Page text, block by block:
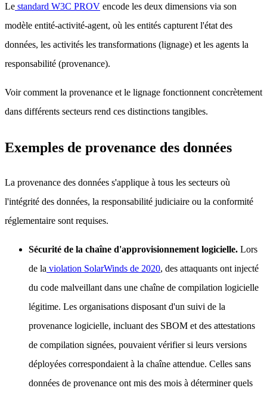
Le standard W3C PROV encode les deux dimensions via son
modèle entité-activité-agent, où les entités capturent l'état des
données, les activités les transformations (lignage) et les agents la
responsabilité (provenance).
Voir comment la provenance et le lignage fonctionnent concrètement
dans différents secteurs rend ces distinctions tangibles.
Exemples de provenance des données
La provenance des données s'applique à tous les secteurs où
l'intégrité des données, la responsabilité judiciaire ou la conformité
réglementaire sont requises.
Sécurité de la chaîne d'approvisionnement logicielle. Lors
de la violation SolarWinds de 2020, des attaquants ont injecté
du code malveillant dans une chaîne de compilation logicielle
légitime. Les organisations disposant d'un suivi de la
provenance logicielle, incluant des SBOM et des attestations
de compilation signées, pouvaient vérifier si leurs versions
déployées correspondaient à la chaîne attendue. Celles sans
données de provenance ont mis des mois à déterminer quels